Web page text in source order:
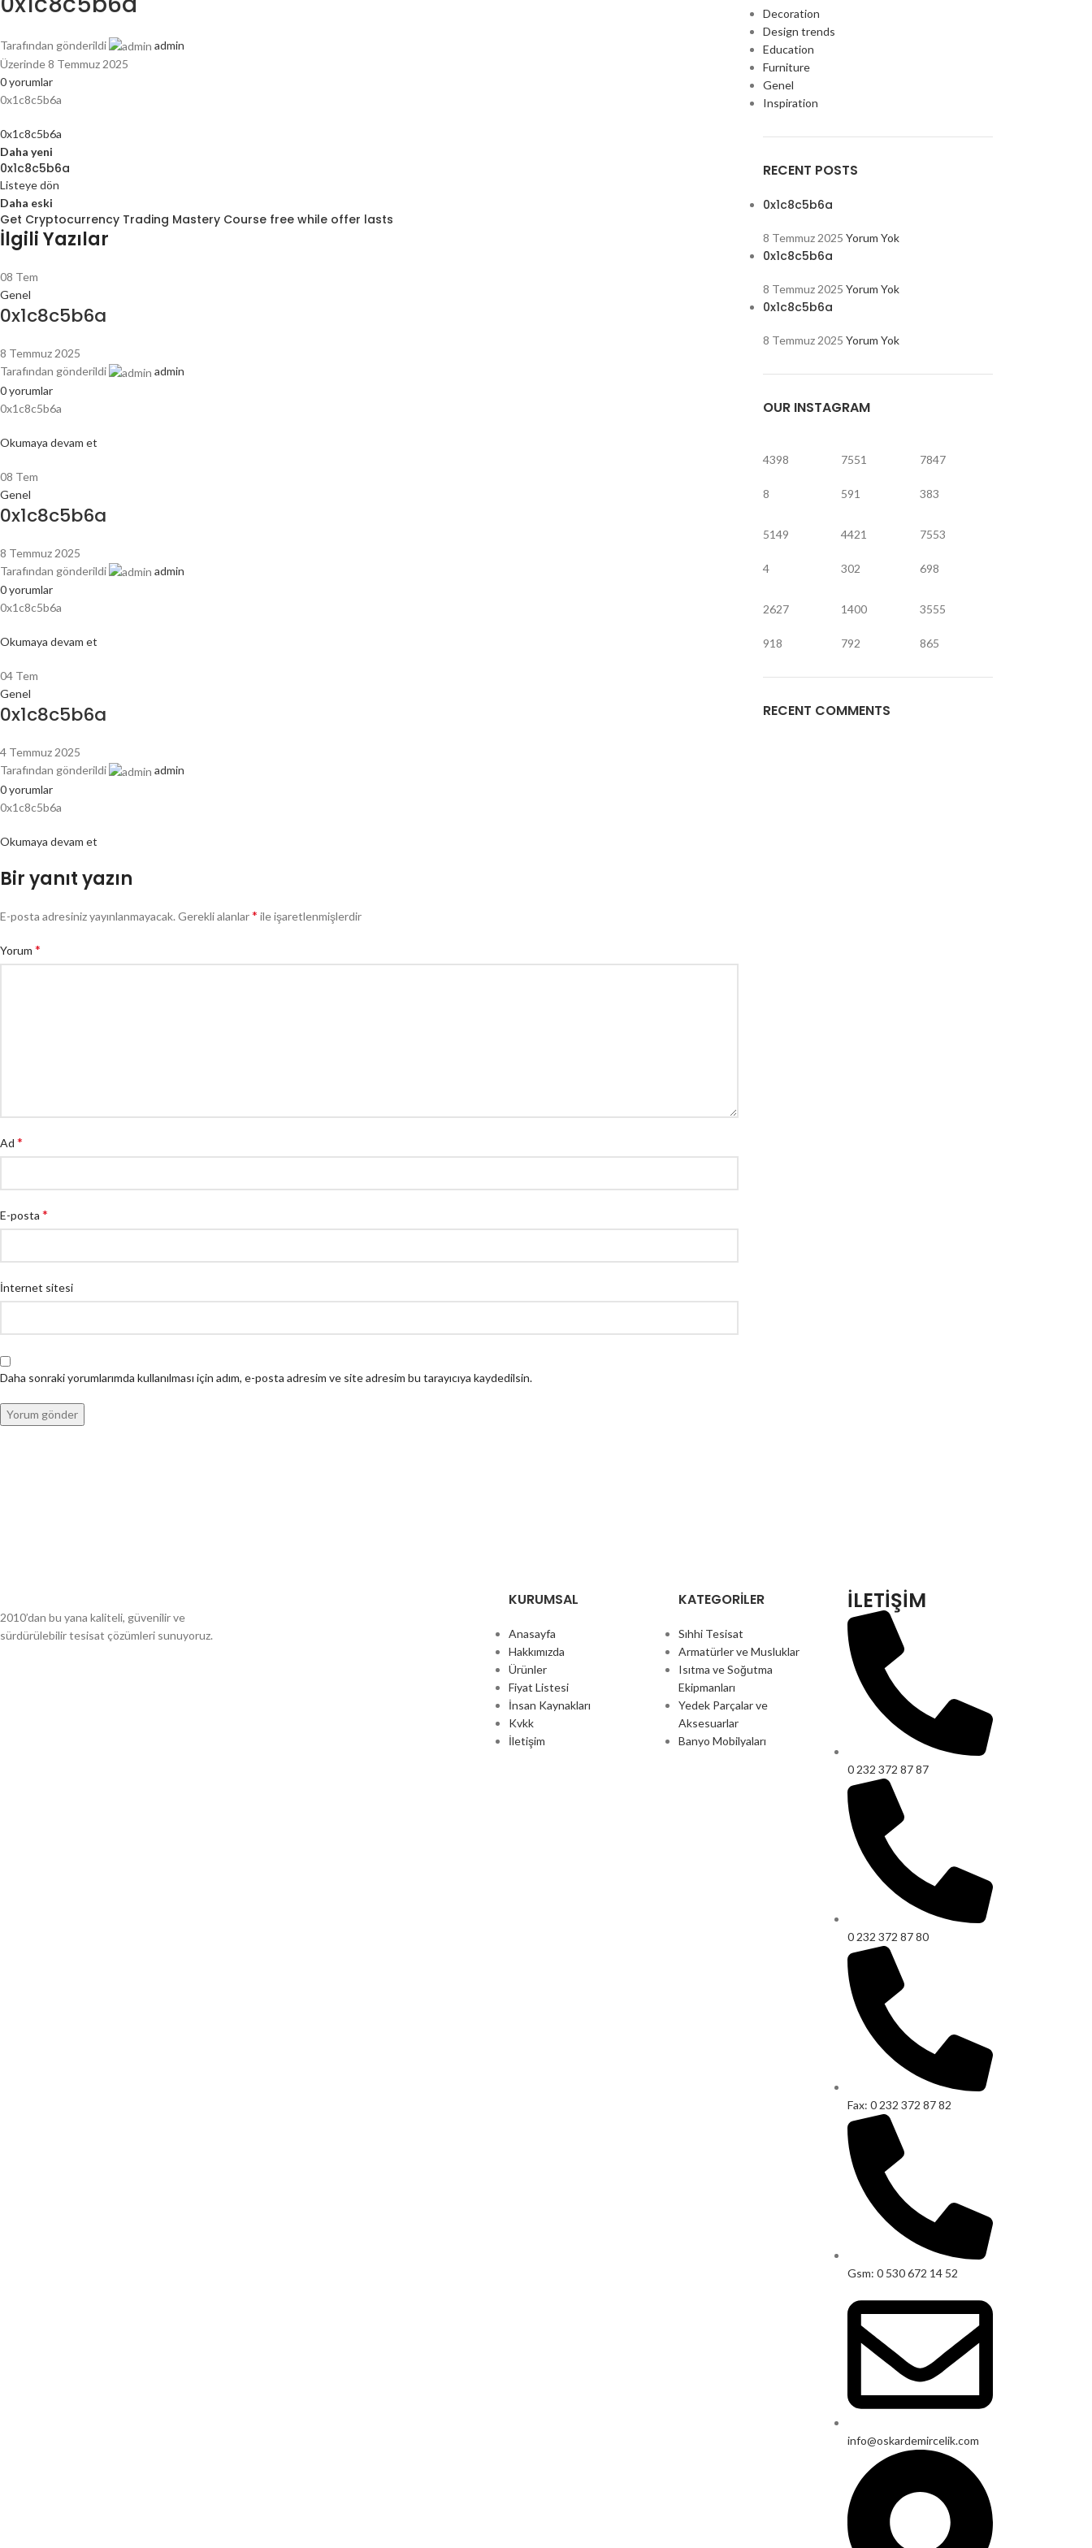
Tarafından gönderildi
admin
Üzerinde 8 Temmuz 2025
0yorumlar
0x1c8c5b6a
0x1c8c5b6a
Daha yeni
0x1c8c5b6a
Listeye dön
Daha eski
Get Cryptocurrency Trading Mastery Course free while offer lasts
İlgili Yazılar
08 Tem
Genel
0x1c8c5b6a
8 Temmuz 2025
Tarafından gönderildi
admin
0yorumlar
0x1c8c5b6a
Okumaya devam et
08 Tem
Genel
0x1c8c5b6a
8 Temmuz 2025
Tarafından gönderildi
admin
0yorumlar
0x1c8c5b6a
Okumaya devam et
04 Tem
Genel
0x1c8c5b6a
4 Temmuz 2025
Tarafından gönderildi
admin
0yorumlar
0x1c8c5b6a
Okumaya devam et
Bir yanıt yazın
E-posta adresiniz yayınlanmayacak. Gerekli alanlar* ile işaretlenmişlerdir
Yorum *
Ad *
E-posta *
İnternet sitesi
Daha sonraki yorumlarımda kullanılması için adım, e-posta adresim ve site adresim bu tarayıcıya kaydedilsin.
Decoration
Design trends
Education
Furniture
Genel
Inspiration
RECENT POSTS
0x1c8c5b6a
8 Temmuz 2025 Yorum Yok
0x1c8c5b6a
8 Temmuz 2025 Yorum Yok
0x1c8c5b6a
8 Temmuz 2025 Yorum Yok
OUR INSTAGRAM
4398
8
7551
591
7847
383
5149
4
4421
302
7553
698
2627
918
1400
792
3555
865
RECENT COMMENTS
2010’dan bu yana kaliteli, güvenilir ve
sürdürülebilir tesisat çözümleri sunuyoruz.
KURUMSAL
Anasayfa
Hakkımızda
Ürünler
Fiyat Listesi
İnsan Kaynakları
Kvkk
İletişim
KATEGORILER
Sıhhi Tesisat
Armatürler ve Musluklar
Isıtma ve Soğutma
Ekipmanları
Yedek Parçalar ve
Aksesuarlar
Banyo Mobilyaları
İLETİŞİM
0 232 372 87 87
0 232 372 87 80
Fax: 0 232 372 87 82
Gsm: 0 530 672 14 52
info@oskardemircelik.com